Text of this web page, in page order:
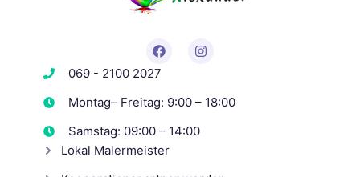
069 - 2100 2027
Montag– Freitag: 9:00 – 18:00
Samstag: 09:00 – 14:00
Lokal Malermeister